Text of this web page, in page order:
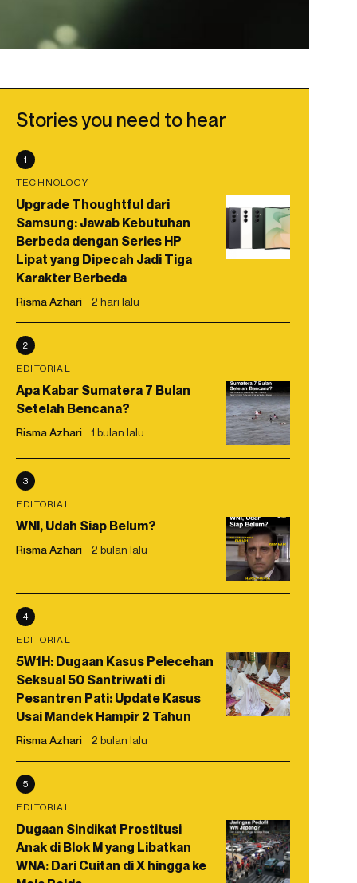
Stories you need to hear
1
TECHNOLOGY
Upgrade Thoughtful dari
Samsung: Jawab Kebutuhan
Berbeda dengan Series HP
Lipat yang Dipecah Jadi Tiga
Karakter Berbeda
Risma Azhari 2 hari lalu
2
EDITORIAL
Apa Kabar Sumatera 7 Bulan
Setelah Bencana?
Risma Azhari 1 bulan lalu
3
EDITORIAL
WNI, Udah Siap Belum?
Risma Azhari 2 bulan lalu
4
EDITORIAL
5W1H: Dugaan Kasus Pelecehan
Seksual 50 Santriwati di
Pesantren Pati: Update Kasus
Usai Mandek Hampir 2 Tahun
Risma Azhari 2 bulan lalu
5
EDITORIAL
Dugaan Sindikat Prostitusi
Anak di Blok M yang Libatkan
WNA: Dari Cuitan di X hingga ke